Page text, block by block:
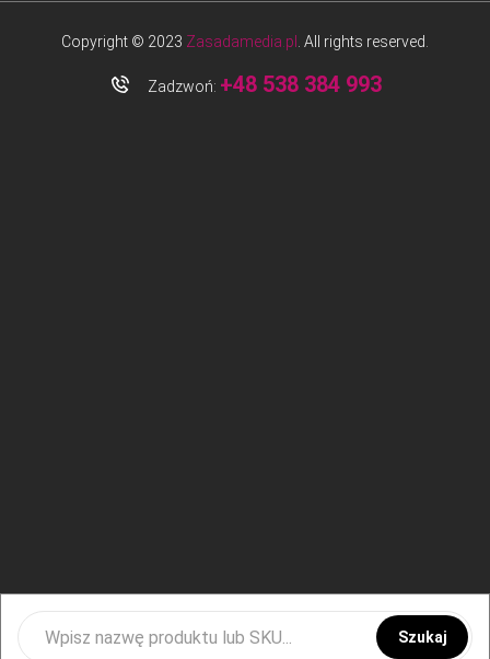
Szukaj
Copyright © 2023 Zasadamedia.pl . All rights reserved.
Zadzwoń: +48 538 384 993